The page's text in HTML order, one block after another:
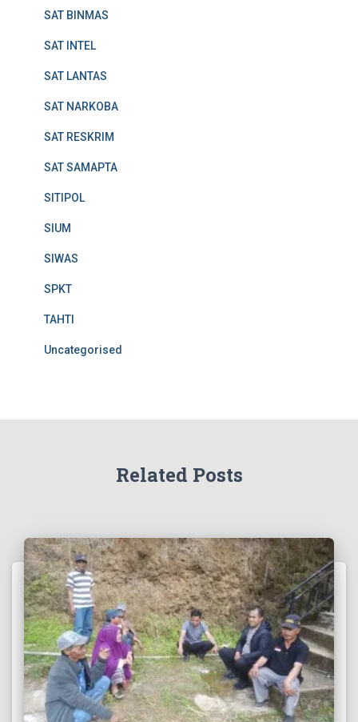
SAT BINMAS
SAT INTEL
SAT LANTAS
SAT NARKOBA
SAT RESKRIM
SAT SAMAPTA
SITIPOL
SIUM
SIWAS
SPKT
TAHTI
Uncategorised
Related Posts